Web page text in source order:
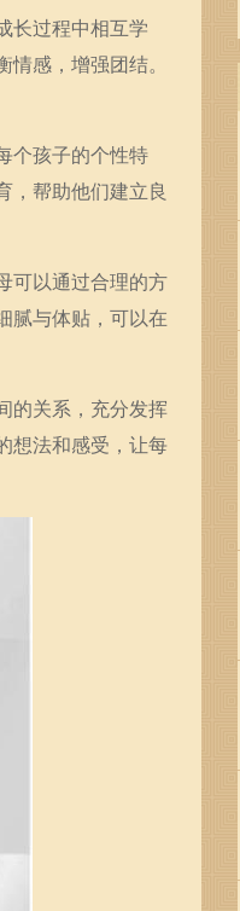
长过程中相互学
感，增强团结。
个孩子的个性特
，帮助他们建立良
可以通过合理的方
腻与体贴，可以在
的关系，充分发挥
想法和感受，让每